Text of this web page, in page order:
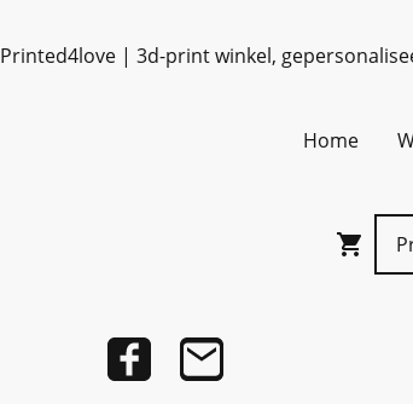
Printed4love | 3d-print winkel,
Home